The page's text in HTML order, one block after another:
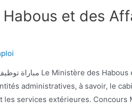
et des
administratives, à savoir, le
les services extérieures. Concours